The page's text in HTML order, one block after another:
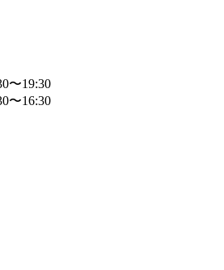
〜19:30
〜16:30